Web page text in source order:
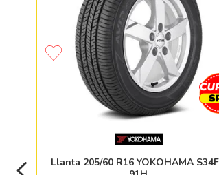
Llanta 205/60 R16 YOKOHAMA